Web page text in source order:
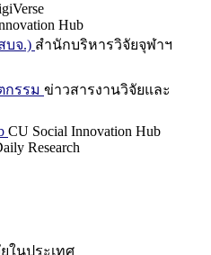
Hub
บจ.) สำนักบริหารวิจัยจุฬาฯ
กรรม ข่าวสารงานวิจัยและ
CU Social Innovation Hub
Research
ในประเทศ